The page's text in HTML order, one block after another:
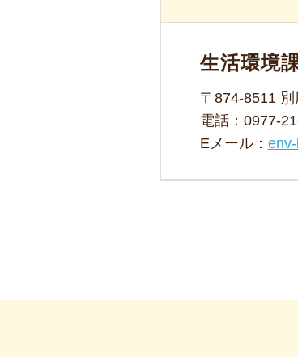
生活環境
〒874-8511 別
電話： 0977-
Eメール：